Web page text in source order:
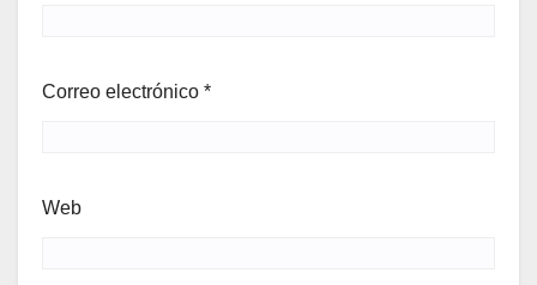
Correo electrónico *
Web